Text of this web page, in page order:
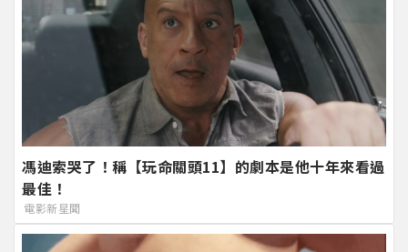
馮迪索哭了！稱【玩命關頭11】的劇本是他十年來看過
最佳！
電影新星聞